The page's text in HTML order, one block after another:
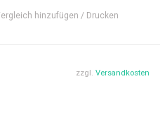
der Haut wiederherstellt
hinzufügen / Drucken
zzgl. Versandkosten